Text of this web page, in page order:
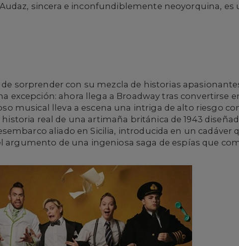
sincera e inconfundiblemente neoyorquina, es
sorprender con su mezcla de historias
excepción: ahora llega a Broadway tras convertirse
musical lleva a escena una intriga de alto riesgo
real de una artimaña británica de 1943
aliado en Sicilia, introducida en un cadáver
argumento de una ingeniosa saga de espías que